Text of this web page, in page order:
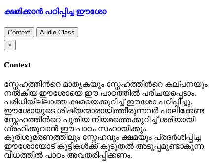
ക്ഷമിക്കാന്‍ പഠിപ്പിച്ച ഈശോ
Context
Audio Class
×
Context
സ്നേഹത്തിന്‍റെ മാതൃകയും സ്നേഹത്തിന്‍റെ കല്പനയും
നല്‍കിയ ഈശോയെ ഈ പാഠത്തില്‍ പരിചയപ്പെടാം.
പരിധിയില്ലാത്ത ക്ഷമയെക്കുറിച്ച് ഈശോ പഠിപ്പിച്ചു.
ഈശോയുടെ ശിഷ്യന്മാരായിത്തീരുന്നവര്‍ പാലിക്കേണ്ട
സ്നേഹത്തിന്‍റെ പുതിയ നിയമത്തെക്കുറിച്ച് ശരിയായി
ഗ്രഹിക്കുവാന്‍ ഈ പാഠം സഹായിക്കും.
കുരിശുമരണത്തിലും സ്നേഹവും ക്ഷമയും പ്രദര്‍ശിപ്പിച്ച
ഈശോയോട് കുട്ടികള്‍ക്ക് കൂടുതല്‍ അടുപ്പമുണ്ടാകുന്ന
വിധത്തില്‍ പാഠം അവതരിപ്പിക്കണം.